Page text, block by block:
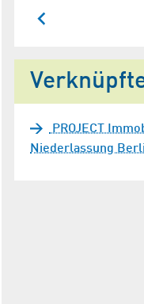
PROJECT
Niederlassung